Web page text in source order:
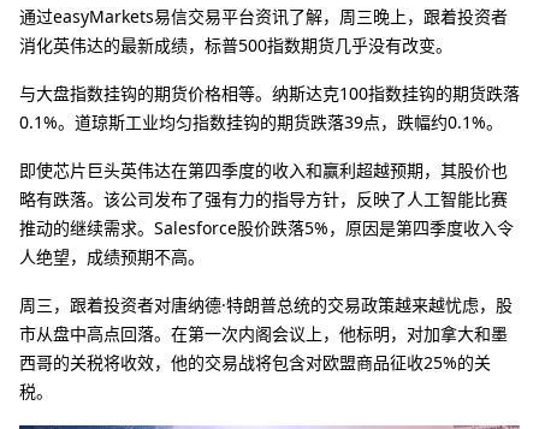
通过easyMarkets易信交易平台资讯了解，周三晚上，跟着投资者
消化英伟达的最新成绩，标普500指数期货几乎没有改变。
与大盘指数挂钩的期货价格相等。纳斯达克100指数挂钩的期货跌落
0.1%。道琼斯工业均匀指数挂钩的期货跌落39点，跌幅约0.1%。
即使芯片巨头英伟达在第四季度的收入和赢利超越预期，其股价也
略有跌落。该公司发布了强有力的指导方针，反映了人工智能比赛
推动的继续需求。Salesforce股价跌落5%，原因是第四季度收入令
人绝望，成绩预期不高。
周三，跟着投资者对唐纳德·特朗普总统的交易政策越来越忧虑，股
市从盘中高点回落。在第一次内阁会议上，他标明，对加拿大和墨
西哥的关税将收效，他的交易战将包含对欧盟商品征收25%的关
税。